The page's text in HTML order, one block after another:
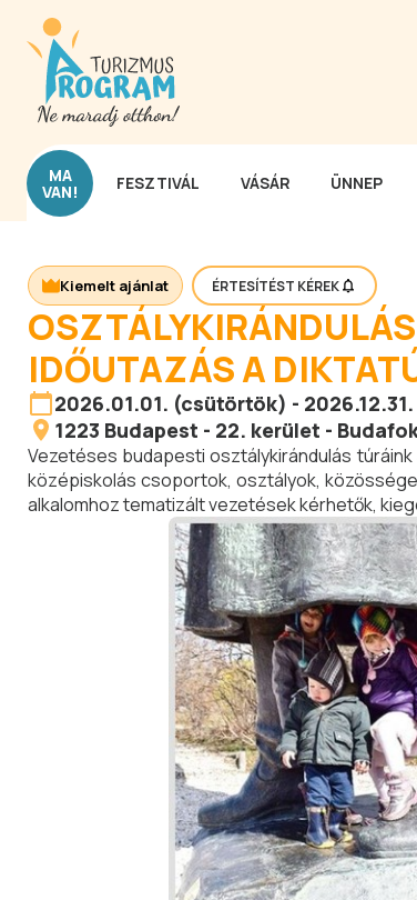
MA
VAN! FESZTIVÁL VÁSÁR ÜNNEP
Kiemelt ajánlat ÉRTESÍTÉST KÉREK
IDŐUTAZÁS A
2026.01.01. (csütörtök) -
1223 Budapest - 22. kerület -
Vezetéses budapesti osztálykirándulás
középiskolás csoportok, osztályok,
alkalomhoz tematizált vezetések kérhetők,